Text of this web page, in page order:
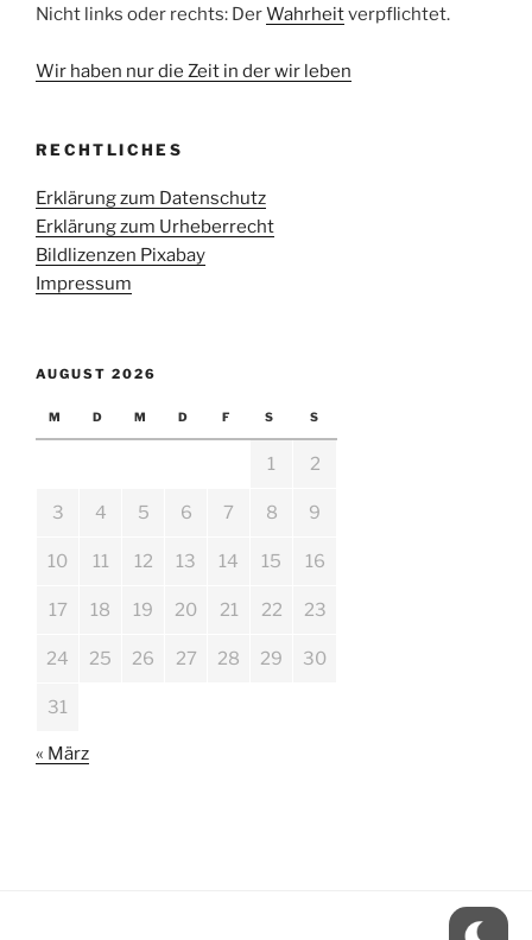
Nicht links oder rechts: DerWahrheitverpflichtet.
Wir haben nur die Zeit in der wir leben
RECHTLICHES
Erklärung zum Datenschutz
Erklärung zum Urheberrecht
Bildlizenzen Pixabay
Impressum
AUGUST 2026
M D M D F S S
1 2
3 4 5 6 7 8 9
10 11 12 13 14 15 16
17 18 19 20 21 22 23
24 25 26 27 28 29 30
31
« März